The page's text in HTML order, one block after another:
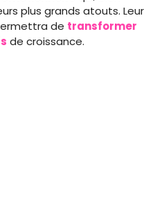
plus grands atouts. Leur
de transformer
de croissance.